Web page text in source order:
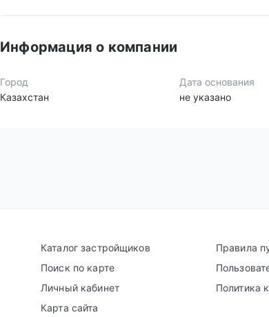
Информация о компании
Город
Казахстан
Дата основания
не указано
Каталог застройщиков
Поиск по карте
Личный кабинет
Карта сайта
Правила
Политика